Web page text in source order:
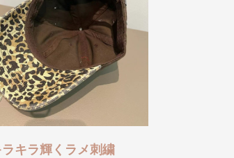
ラキラ輝くラメ刺繍